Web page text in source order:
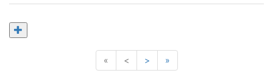
« < > »